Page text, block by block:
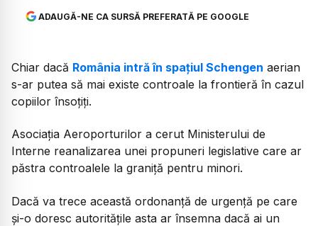
ADAUGĂ-NE CA SURSĂ PREFERATĂ PE GOOGLE
Chiar dacă România intră în spațiul Schengen aerian
s-ar putea să mai existe controale la frontieră în cazul
copiilor însoțiți.
Asociația Aeroporturilor a cerut Ministerului de
Interne reanalizarea unei propuneri legislative care ar
păstra controalele la graniță pentru minori.
Dacă va trece această ordonanță de urgență pe care
și-o doresc autoritățile asta ar însemna dacă ai un